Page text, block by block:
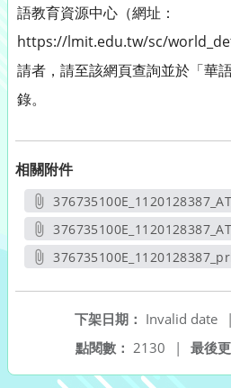
語教育資源中心（網址：
https://lmit.edu.tw/sc/
請者，請至該網頁查詢並於「華
錄。
相關附件
另開新視窗
另開新視窗
下架日期： Invalid date
|
最後
點閱數： 2130 |